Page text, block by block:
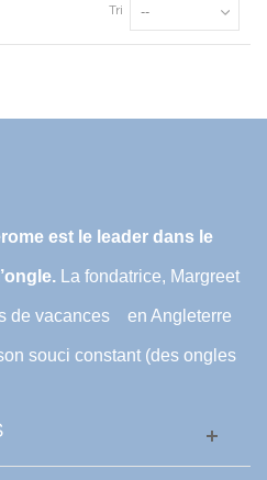
Tri --
est le leader dans le
La fondatrice, Margreet
de vacances en Angleterre
souci constant (des ongles